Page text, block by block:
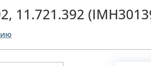
11.721.392